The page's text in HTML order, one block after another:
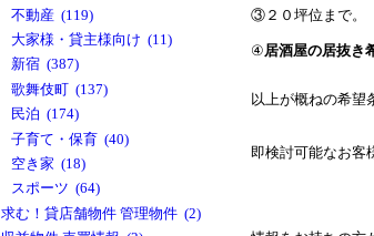
③２０坪位まで。
④ 居酒屋の居抜き
以上が概ねの希望
即検討可能なお客
不動産 (119)
大家様・貸主様向け (11)
新宿 (387)
歌舞伎町 (137)
民泊 (174)
子育て・保育 (40)
空き家 (18)
スポーツ (64)
求む！貸店舗物件 管理物件 (2)